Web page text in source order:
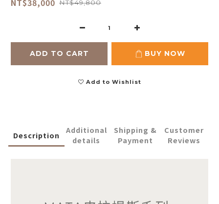
NT$38,000 NT$49,800
ADD TO CART BUY NOW
Add to Wishlist
Description
Additional
details
Shipping &
Payment
Customer
Reviews